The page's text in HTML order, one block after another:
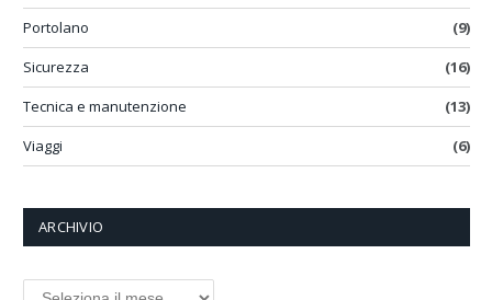
Portolano
(9)
Sicurezza
(16)
Tecnica e manutenzione
(13)
Viaggi
(6)
ARCHIVIO
ARCHIVIO